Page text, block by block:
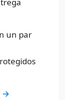
un par
→